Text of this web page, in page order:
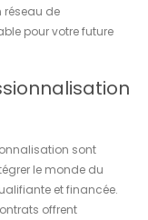
réseau de
pour votre future
sont
le monde du
et financée.
offrent